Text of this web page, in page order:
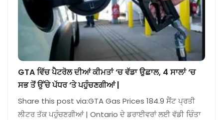
GTA ਵਿੱਚ ਪੈਟਰੋਲ ਦੀਆਂ ਕੀਮਤਾਂ ‘ਚ ਵੱਡਾ ਉਛਾਲ, 4 ਸਾਲਾਂ ‘ਚ
ਸਭ ਤੋਂ ਉੱਚੇ ਪੱਧਰ ‘ਤੇ ਪਹੁੰਚਣਗੀਆਂ |
Share this post via:GTA Gas Prices 184.9 ਸੈਂਟ ਪ੍ਰਤੀ
ਲੀਟਰ ਤੱਕ ਪਹੁੰਚਣਗੀਆਂ | Ontario ਦੇ ਡਰਾਈਵਰਾਂ ਲਈ ਵੱਡੀ ਚਿੰਤਾ